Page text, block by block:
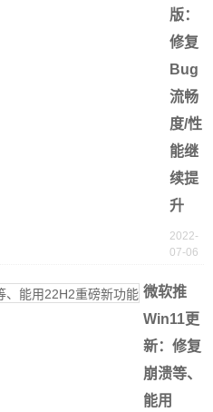
版：
修复
Bug
流畅
度/性
能继
续提
升
2022-
07-06
微软推
Win11更
新：修复
崩溃等、
能用